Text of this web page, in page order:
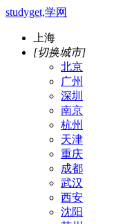
studyget,学网
上海
[切换城市]
北京
广州
深圳
南京
杭州
天津
重庆
成都
武汉
西安
沈阳